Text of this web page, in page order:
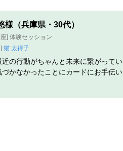
様（兵庫県・30代）
] 体験セッション
猫 太得子
近の行動がちゃんと未来に繋がって
づかなかったことにカードにお手伝